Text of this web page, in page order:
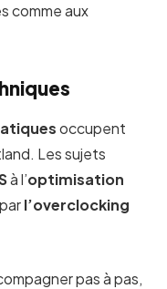
comme aux
occupent
Les sujets
à l’optimisation
l’overclocking
pas à pas,